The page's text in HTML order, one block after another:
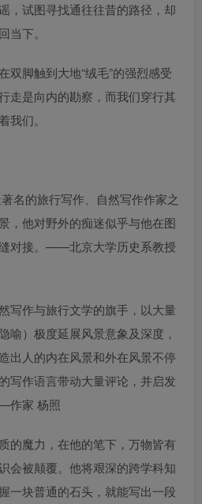
，试图寻找通往往昔的路径，却
当下。
双脚触到大地“绒毛”的强烈感受
走是向内的勘察，而我们穿行其
我们。
名的旅行写作、自然写作作家之
，他对野外的痴迷似乎与他在图
对接。——北京大学历史系教授
写作与旅行文学的旗手，以大量
喻）极度延展风景意象及深度，
出人的内在风景和外在风景不停
写作语言带动大量评论，并启发
作家 杨照
的魔力，在他的笔下，万物皆有
会被颠覆。他将艰深的跨学科知
一块普通的石头，就能写出一段